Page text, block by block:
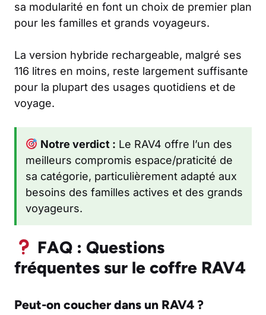
sa modularité en font un choix de premier plan
pour les familles et grands voyageurs.
La version hybride rechargeable, malgré ses
116 litres en moins, reste largement suffisante
pour la plupart des usages quotidiens et de
voyage.
Notre verdict : Le RAV4 offre l’un des
meilleurs compromis espace/praticité de
sa catégorie, particulièrement adapté aux
besoins des familles actives et des grands
voyageurs.
FAQ : Questions
fréquentes sur le coffre RAV4
Peut-on coucher dans un RAV4 ?